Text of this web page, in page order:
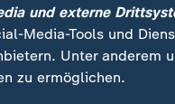
und externe
Media-Tools und
Unter anderem
zu ermöglichen.